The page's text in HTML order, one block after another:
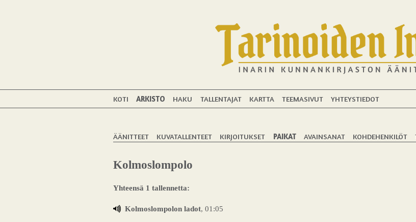
KOTI ARKISTO HAKU TALLENTAJAT KARTTA TEEMASIVUT YHTEYSTIEDOT
ÄÄNITTEET KUVATALLENTEET KIRJOITUKSET PAIKAT AVAINSANAT KOHDEHENKILÖT
Kolmoslompolo
Yhteensä 1 tallennetta:
Kolmoslompolon ladot, 01:05